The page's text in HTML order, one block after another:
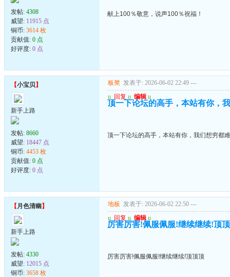
发帖: 4308
威望: 11915 点
铜币: 3614 枚
贡献值: 0 点
好评度: 0 点
献上100％敬意，说声100％祝福！
【小宝贝】
新手上路
发帖: 8660
威望: 18447 点
铜币: 4453 枚
贡献值: 0 点
好评度: 0 点
板凳 发表于: 2026-06-02 22:49 ---
u 回复 u 编辑 u
顶一下论坛的高手，本站有你，
顶一下论坛的高手，本站有你，我们想穷都
【月色清幽 】
新手上路
发帖: 4330
威望: 12015 点
铜币: 3658 枚
地板 发表于: 2026-06-02 22:50 ---
u 回复 u 编辑 u
厉害厉害!佩服佩服!继续继续!顶
厉害厉害!佩服佩服!继续继续!顶顶顶